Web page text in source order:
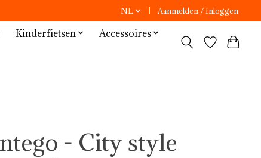
NL Aanmelden / Inloggen
Kinderfietsen
Accessoires
- City style